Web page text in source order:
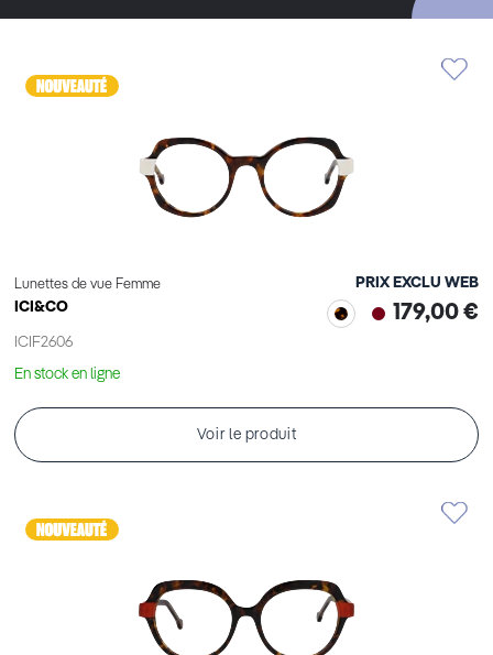
Lunettes de vue Femme
ICI&CO
ICIF2606
PRIX EXCLU WEB
179,00 €
En stock en ligne
Voir le produit